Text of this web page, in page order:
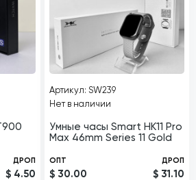
ДРОП
$ 4.50
Артикул: SW239
Нет в наличии
Умные часы Smart HK11 Pro
Max 46mm Series 11 Gold
ОПТ
$ 30.00
ДРОП
$ 31.10